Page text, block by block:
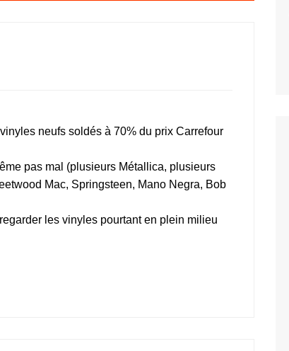
neufs soldés à 70% du prix Carrefour
pas mal (plusieurs Métallica, plusieurs
Mac, Springsteen, Mano Negra, Bob
les vinyles pourtant en plein milieu